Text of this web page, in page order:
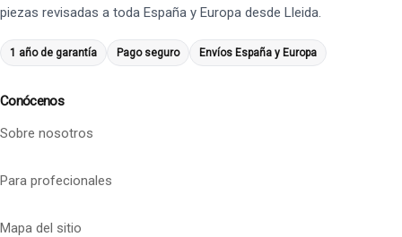
piezas revisadas a toda España y Europa desde Lleida.
1 año de garantía Pago seguro Envíos España y Europa
Conócenos
Sobre nosotros
Para profecionales
Mapa del sitio